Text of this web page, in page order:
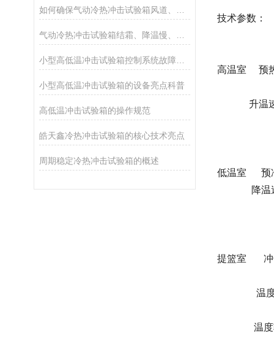
小型高低温冲击试验箱的设备亮点科普
高低温冲击试验箱的操作规范
皓天鑫冷热冲击试验箱的核心技术亮点
周期稳定冷热冲击试验箱的概述
技术参数：
高温室 预
升温速
低温室 预
降温速
提篮室 冲
温度均
温度转